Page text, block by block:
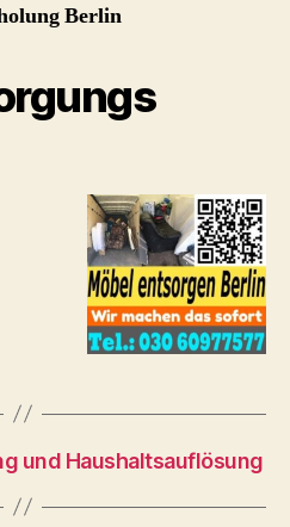
Berlin
und Haushaltsauflösung